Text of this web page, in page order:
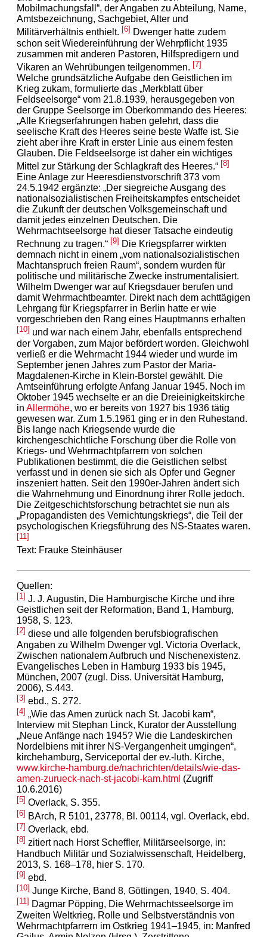
Mobilmachungsfall“, der Angaben zu Abteilung, Name,
Amtsbezeichnung, Sachgebiet, Alter und
Militärverhältnis enthielt. [6] Dwenger hatte zudem
schon seit Wiedereinführung der Wehrpflicht 1935
zusammen mit anderen Pastoren, Hilfspredigern und
Vikaren an Wehrübungen teilgenommen. [7]
Welche grundsätzliche Aufgabe den Geistlichen im
Krieg zukam, formulierte das „Merkblatt über
Feldseelsorge“ vom 21.8.1939, herausgegeben von
der Gruppe Seelsorge im Oberkommando des Heeres:
„Alle Kriegserfahrungen haben gelehrt, dass die
seelische Kraft des Heeres seine beste Waffe ist. Sie
zieht aber ihre Kraft in erster Linie aus einem festen
Glauben. Die Feldseelsorge ist daher ein wichtiges
Mittel zur Stärkung der Schlagkraft des Heeres.“ [8]
Eine Anlage zur Heeresdienstvorschrift 373 vom
24.5.1942 ergänzte: „Der siegreiche Ausgang des
nationalsozialistischen Freiheitskampfes entscheidet
die Zukunft der deutschen Volksgemeinschaft und
damit jedes einzelnen Deutschen. Die
Wehrmachtseelsorge hat dieser Tatsache eindeutig
Rechnung zu tragen.“ [9] Die Kriegspfarrer wirkten
demnach nicht in einem „vom nationalsozialistischen
Machtanspruch freien Raum“, sondern wurden für
politische und militärische Zwecke instrumentalisiert.
Wilhelm Dwenger war auf Kriegsdauer berufen und
damit Wehrmachtbeamter. Direkt nach dem achttägigen
Lehrgang für Kriegspfarrer in Berlin hatte er wie
vorgeschrieben den Rang eines Hauptmanns erhalten
[10] und war nach einem Jahr, ebenfalls entsprechend
der Vorgaben, zum Major befördert worden. Gleichwohl
verließ er die Wehrmacht 1944 wieder und wurde im
September jenen Jahres zum Pastor der Maria-
Magdalenen-Kirche in Klein-Borstel gewählt. Die
Amtseinführung erfolgte Anfang Januar 1945. Noch im
Oktober 1945 wechselte er an die Dreieinigkeitskirche
in Allermöhe, wo er bereits von 1927 bis 1936 tätig
gewesen war. Zum 1.5.1961 ging er in den Ruhestand.
Bis lange nach Kriegsende wurde die
kirchengeschichtliche Forschung über die Rolle von
Kriegs- und Wehrmachtpfarrern von solchen
Publikationen bestimmt, die die Geistlichen selbst
verfasst und in denen sie sich als Opfer und Gegner
inszeniert hatten. Seit den 1990er-Jahren ändert sich
die Wahrnehmung und Einordnung ihrer Rolle jedoch.
Die Zeitgeschichtsforschung betrachtet sie nun als
„Propagandisten des Vernichtungskriegs“, die Teil der
psychologischen Kriegsführung des NS-Staates waren.
[11]
Text: Frauke Steinhäuser
Quellen:
[1] J. J. Augustin, Die Hamburgische Kirche und ihre
Geistlichen seit der Reformation, Band 1, Hamburg,
1958, S. 123.
[2] diese und alle folgenden berufsbiografischen
Angaben zu Wilhelm Dwenger vgl. Victoria Overlack,
Zwischen nationalem Aufbruch und Nischenexistenz.
Evangelisches Leben in Hamburg 1933 bis 1945,
München, 2007 (zugl. Diss. Universität Hamburg,
2006), S.443.
[3] ebd., S. 272.
[4] „Wie das Amen zurück nach St. Jacobi kam“,
Interview mit Stephan Linck, Kurator der Ausstellung
„Neue Anfänge nach 1945? Wie die Landeskirchen
Nordelbiens mit ihrer NS-Vergangenheit umgingen“,
kirchehamburg, Serviceportal der ev.-luth. Kirche,
www.kirche-hamburg.de/nachrichten/details/wie-das-
amen-zurueck-nach-st-jacobi-kam.html (Zugriff
10.6.2016)
[5] Overlack, S. 355.
[6] BArch, R 5101, 23778, Bl. 00114, vgl. Overlack, ebd.
[7] Overlack, ebd.
[8] zitiert nach Horst Scheffler, Militärseelsorge, in:
Handbuch Militär und Sozialwissenschaft, Heidelberg,
2013, S. 168–178, hier S. 170.
[9] ebd.
[10] Junge Kirche, Band 8, Göttingen, 1940, S. 404.
[11] Dagmar Pöpping, Die Wehrmachtsseelsorge im
Zweiten Weltkrieg. Rolle und Selbstverständnis von
Wehrmachtpfarrern im Ostkrieg 1941–1945, in: Manfred